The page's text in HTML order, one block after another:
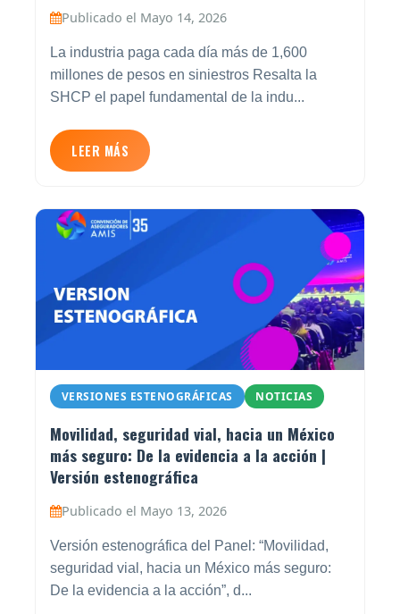
Publicado el Mayo 14, 2026
La industria paga cada día más de 1,600
millones de pesos en siniestros Resalta la
SHCP el papel fundamental de la indu...
LEER MÁS
VERSIONES ESTENOGRÁFICAS NOTICIAS
Movilidad, seguridad vial, hacia un México
más seguro: De la evidencia a la acción |
Versión estenográfica
Publicado el Mayo 13, 2026
Versión estenográfica del Panel: “Movilidad,
seguridad vial, hacia un México más seguro:
De la evidencia a la acción”, d...